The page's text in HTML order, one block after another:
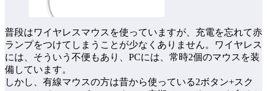
普段はワイヤレスマウスを使っていますが、充電を忘れて赤
ランプをつけてしまうことが少なくありません。ワイヤレス
には、そういう不便もあり、PCには、常時2個のマウスを装
備しています。
しかし、有線マウスの方は昔から使っている2ボタン+スク